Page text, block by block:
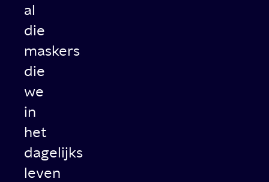
al
die
maskers
die
we
in
het
dagelijks
leven